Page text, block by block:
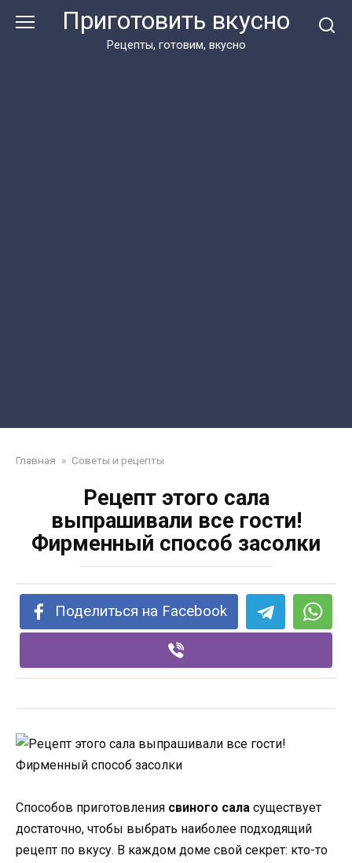
Приготовить вкусно
Рецепты, готовим, вкусно
Главная » Советы и рецепты
Рецепт этого сала
выпрашивали все гости!
Фирменный способ засолки
Поделиться на Facebook
Способов приготовления свиного сала существует
достаточно, чтобы выбрать наиболее подходящий
рецепт по вкусу. В каждом доме свой секрет: кто-то